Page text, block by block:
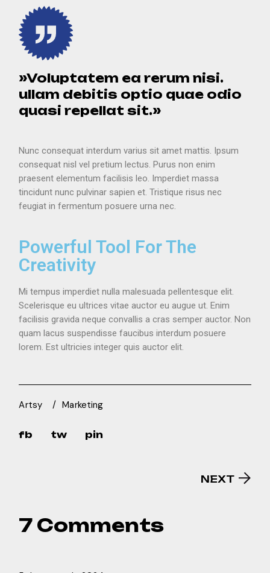
»Voluptatem ea rerum nisi.
ullam debitis optio quae odio
quasi repellat sit.»
Nunc consequat interdum varius sit amet mattis. Ipsum
consequat nisl vel pretium lectus. Purus non enim
praesent elementum facilisis leo. Imperdiet massa
tincidunt nunc pulvinar sapien et. Tristique risus nec
feugiat in fermentum posuere urna nec.
Powerful Tool For The
Creativity
Mi tempus imperdiet nulla malesuada pellentesque elit.
Scelerisque eu ultrices vitae auctor eu augue ut. Enim
facilisis gravida neque convallis a cras semper auctor. Non
quam lacus suspendisse faucibus interdum posuere
lorem. Est ultricies integer quis auctor elit.
Artsy Marketing
fb tw pin
NEXT
7 Comments